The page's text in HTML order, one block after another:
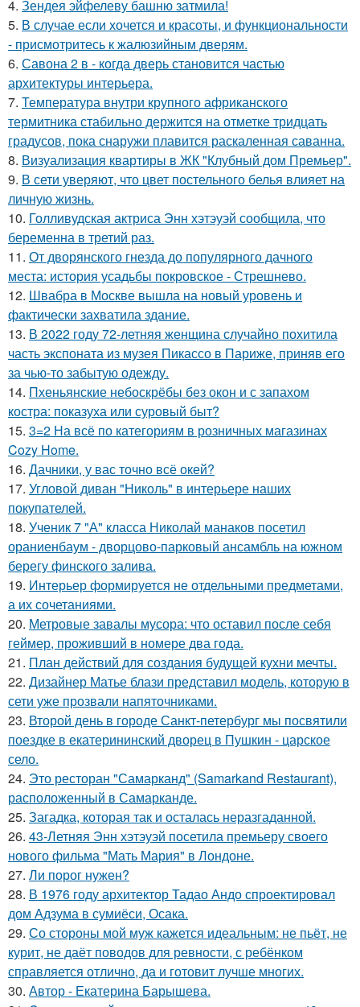
4. Зендея эйфелеву башню затмила!
5. В случае если хочется и красоты, и функциональности
- присмотритесь к жалюзийным дверям.
6. Савона 2 в - когда дверь становится частью
архитектуры интерьера.
7. Температура внутри крупного африканского
термитника стабильно держится на отметке тридцать
градусов, пока снаружи плавится раскаленная саванна.
8. Визуализация квартиры в ЖК "Клубный дом Премьер".
9. В сети уверяют, что цвет постельного белья влияет на
личную жизнь.
10. Голливудская актриса Энн хэтэуэй сообщила, что
беременна в третий раз.
11. От дворянского гнезда до популярного дачного
места: история усадьбы покровское - Стрешнево.
12. Швабра в Москве вышла на новый уровень и
фактически захватила здание.
13. В 2022 году 72-летняя женщина случайно похитила
часть экспоната из музея Пикассо в Париже, приняв его
за чью-то забытую одежду.
14. Пхеньянские небоскрёбы без окон и с запахом
костра: показуха или суровый быт?
15. 3=2 На всё по категориям в розничных магазинах
Cozy Home.
16. Дачники, у вас точно всё окей?
17. Угловой диван "Николь" в интерьере наших
покупателей.
18. Ученик 7 "А" класса Николай манаков посетил
ораниенбаум - дворцово-парковый ансамбль на южном
берегу финского залива.
19. Интерьер формируется не отдельными предметами,
а их сочетаниями.
20. Метровые завалы мусора: что оставил после себя
геймер, проживший в номере два года.
21. План действий для создания будущей кухни мечты.
22. Дизайнер Матье блази представил модель, которую в
сети уже прозвали напяточниками.
23. Второй день в городе Санкт-петербург мы посвятили
поездке в екатерининский дворец в Пушкин - царское
село.
24. Это ресторан "Самарканд" (Samarkand Restaurant),
расположенный в Самарканде.
25. Загадка, которая так и осталась неразгаданной.
26. 43-Летняя Энн хэтэуэй посетила премьеру своего
нового фильма "Мать Мария" в Лондоне.
27. Ли порог нужен?
28. В 1976 году архитектор Тадао Андо спроектировал
дом Адзума в сумиёси, Осака.
29. Со стороны мой муж кажется идеальным: не пьёт, не
курит, не даёт поводов для ревности, с ребёнком
справляется отлично, да и готовит лучше многих.
30. Автор - Екатерина Барышева.